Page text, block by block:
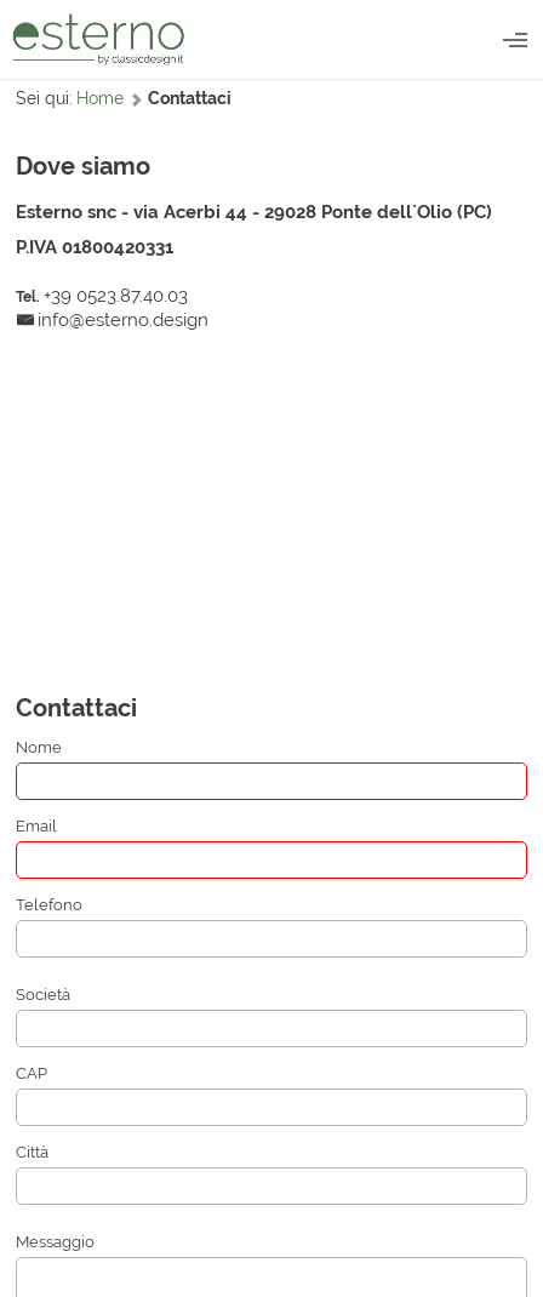
Filtrazione
Coperture Piscina
Servizi
Home Contattaci
Dove siamo
Esterno snc - via Acerbi 44 - 29028 Ponte dell`Olio (PC)
P.IVA 01800420331
+39 0523.87.40.03
info@esterno.design
Contattaci
Nome
Email
Telefono
Società
CAP
Città
Messaggio